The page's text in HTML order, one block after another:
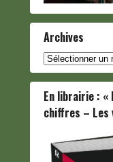
Archives
Archives
En librairie : «
chiffres – Les